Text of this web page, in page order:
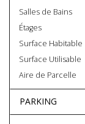
Salles de Bains
Étages
Surface Habitable
Surface Utilisable
Aire de Parcelle
PARKING